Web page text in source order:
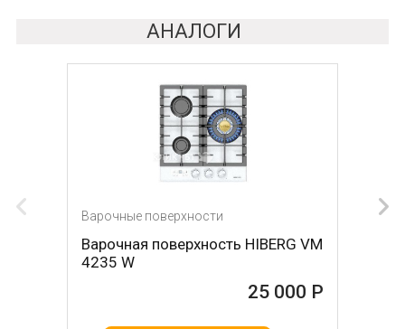
АНАЛОГИ
Варочные поверхности
Варочная поверхность HIBERG VM
4235 W
25 000 Р
Варочные поверхности
Варочная поверхность
KUPPERSBERG fa63if01
25 000 Р